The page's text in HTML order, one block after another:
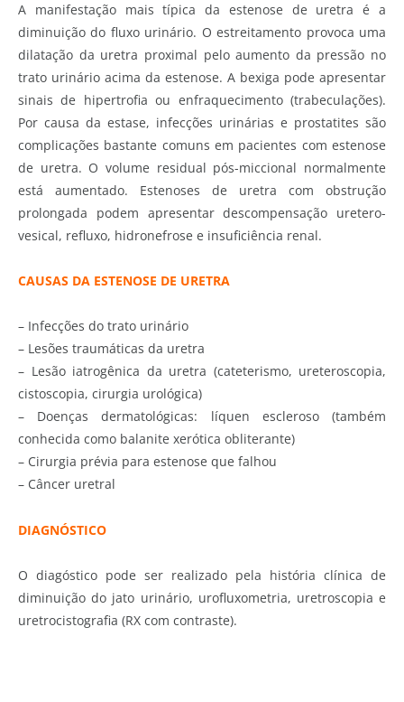
A manifestação mais típica da estenose de uretra é a
diminuição do fluxo urinário. O estreitamento provoca uma
dilatação da uretra proximal pelo aumento da pressão no
trato urinário acima da estenose. A bexiga pode apresentar
sinais de hipertrofia ou enfraquecimento (trabeculações).
Por causa da estase, infecções urinárias e prostatites são
complicações bastante comuns em pacientes com estenose
de uretra. O volume residual pós-miccional normalmente
está aumentado. Estenoses de uretra com obstrução
prolongada podem apresentar descompensação uretero-
vesical, refluxo, hidronefrose e insuficiência renal.
CAUSAS DA ESTENOSE DE URETRA
– Infecções do trato urinário
– Lesões traumáticas da uretra
– Lesão iatrogênica da uretra (cateterismo, ureteroscopia,
cistoscopia, cirurgia urológica)
– Doenças dermatológicas: líquen escleroso (também
conhecida como balanite xerótica obliterante)
– Cirurgia prévia para estenose que falhou
– Câncer uretral
DIAGNÓSTICO
O diagóstico pode ser realizado pela história clínica de
diminuição do jato urinário, urofluxometria, uretroscopia e
uretrocistografia (RX com contraste).